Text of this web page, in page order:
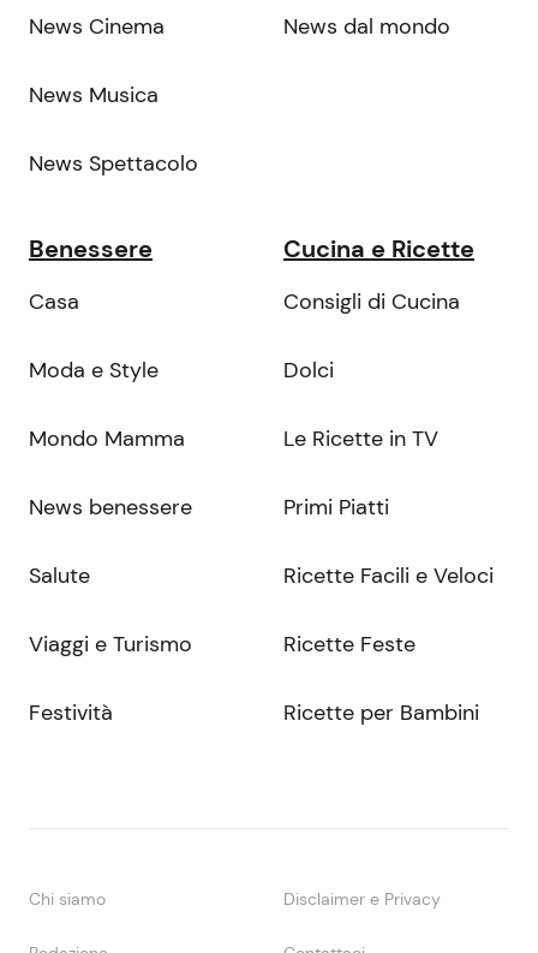
News Cinema
News Musica
News Spettacolo
News dal mondo
Benessere
Casa
Moda e Style
Mondo Mamma
News benessere
Salute
Viaggi e Turismo
Festività
Cucina e Ricette
Consigli di Cucina
Dolci
Le Ricette in TV
Primi Piatti
Ricette Facili e Veloci
Ricette Feste
Ricette per Bambini
Chi siamo Disclaimer e Privacy